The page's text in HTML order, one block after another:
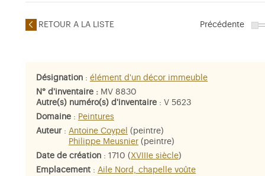
RETOUR A LA LISTE Précédente
Désignation : élément d'un décor immeuble
N° d'inventaire : MV 8830
Autre(s) numéro(s) d'inventaire : V 5623
Domaine : Peintures
Auteur: Antoine Coypel (peintre)
Philippe Meusnier (peintre)
Date de création : 1710 ( XVIIIe siècle)
Emplacement : Aile Nord, chapelle voûte